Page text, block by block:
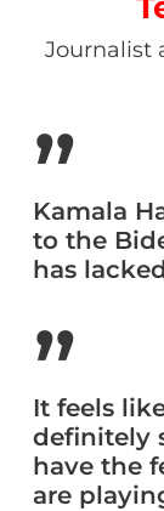
Journalist
”
Kamala
to the
has
”
It feels
definitely
have the
are